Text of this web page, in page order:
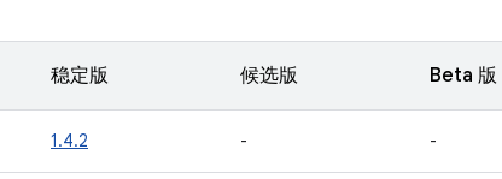
稳定版 候选版 Beta 版
1.4.2 - -